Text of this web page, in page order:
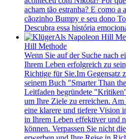
acham tão estranha? E como a
cãozinho Bumpy e seu dono
Descubra essa história
Hill Methode
Wenn Sie auf der Suche nach
Ihrem Leben erfolgreich zu
Richtige für Sie.Im Gegensatz
seinem Buch "Smarter Than
Leitfaden begründete
um Ihre Ziele zu erreichen.
eine klarere und tiefere Vision
in Ihrem Leben effektiver und
können. Verpassen Sie nicht